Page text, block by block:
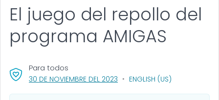
30 DE NOVIEMBRE DEL 2023 , VISIT LINK FOR DETAILS.
ENGLISH (US)
Para todos
El juego del repollo del
programa AMIGAS